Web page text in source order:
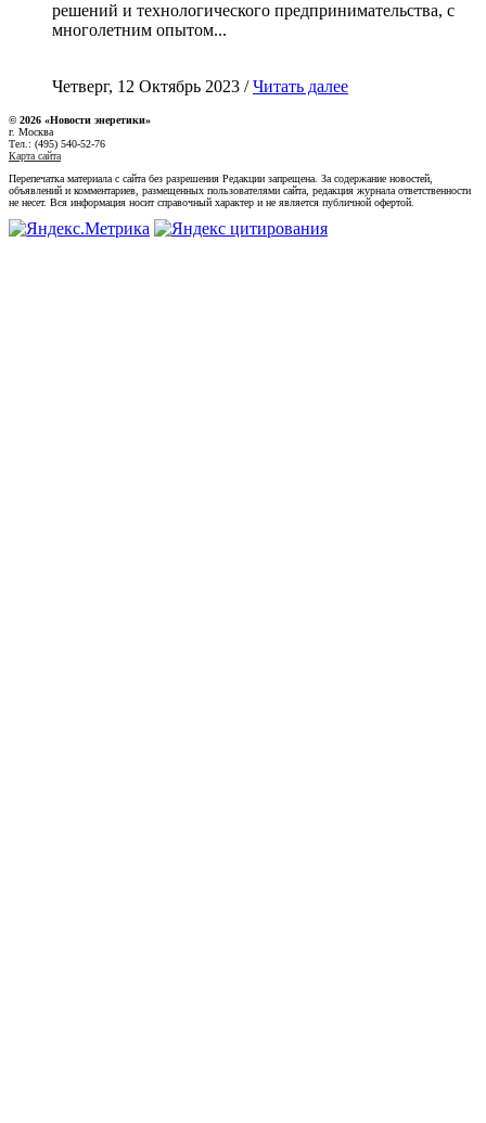
решений и технологического предпринимательства, с
многолетним опытом...
Четверг, 12 Октябрь 2023 /Читать далее
© 2026 «Новости энеретики»
г. Москва
Тел.: (495) 540-52-76
Карта сайта
Перепечатка материала с сайта без разрешения Редакции запрещена. За содержание новостей,
объявлений и комментариев, размещенных пользователями сайта, редакция журнала ответственности
не несет. Вся информация носит справочный характер и не является публичной офертой.